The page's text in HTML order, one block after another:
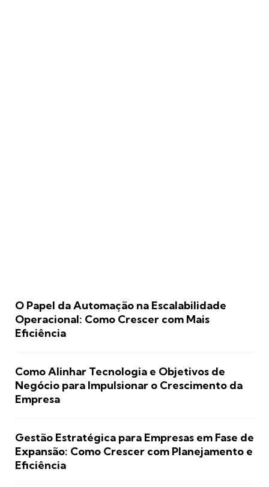
O Papel da Automação na Escalabilidade
Operacional: Como Crescer com Mais
Eficiência
Como Alinhar Tecnologia e Objetivos de
Negócio para Impulsionar o Crescimento da
Empresa
Gestão Estratégica para Empresas em Fase de
Expansão: Como Crescer com Planejamento e
Eficiência